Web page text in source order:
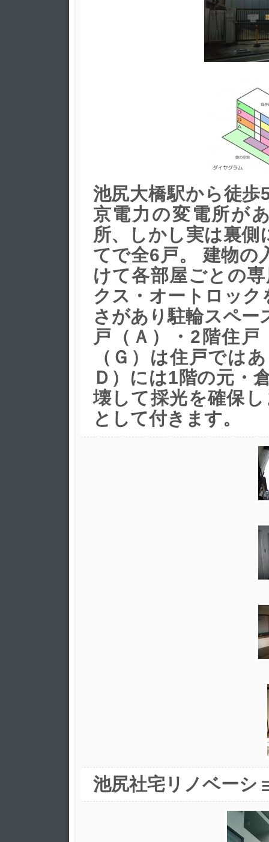
池尻大橋駅から徒歩
京電力の変電所が
所、しかし実は裏側
てで全6戸。
建物の
けて各部屋ごとの
クス・オートロッ
さがあり駐輪スペー
戸（Ａ）・2階住
（Ｇ）は住戸では
Ｄ）には1階の元・
壊して採光を確保
として付きます。
池尻社宅リノベーシ